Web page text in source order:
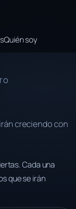
Quién soy
creciendo con
Cada una
que se irán